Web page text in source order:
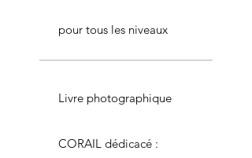
pour tous les niveaux
Livre photographique
CORAIL dédicacé :